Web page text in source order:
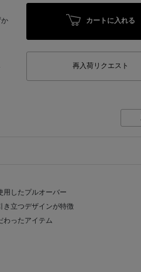
か カートに入れる
再入荷リクエスト
用したプルオーバー
き立つデザインが特徴
わったアイテム